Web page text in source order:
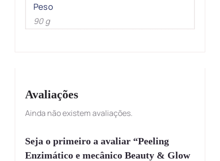
Peso
90 g
Avaliações
Ainda não existem avaliações.
Seja o primeiro a avaliar “Peeling
Enzimático e mecânico Beauty & Glow